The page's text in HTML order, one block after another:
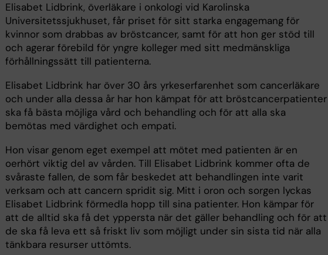
Elisabet Lidbrink, överläkare i onkologi vid Karolinska
Universitetssjukhuset, får priset för sitt starka engagemang för
kvinnor som drabbas av bröstcancer, samt för att hon ger stöd till
och agerar förebild för yngre kolleger med sitt medmänskliga
förhållningssätt till patienterna.
Elisabet Lidbrink har över 30 års yrkeserfarenhet som cancerläkare
och under alla dessa år har hon kämpat för att bröstcancerpatienter
ska få bästa möjliga vård och behandling och för att alla ska
bemötas med värdighet och empati.
Hon visar genom eget exempel att mötet med patienten är en
oerhört viktig del av vården. Till Elisabet Lidbrink kommer ofta de
svåraste fallen, de som får beskedet att behandlingen inte varit
verksam och att cancern spridit sig. Mitt i oron och sorgen lyckas
Elisabet Lidbrink förmedla hopp till sina patienter. Hon kämpar för
att de alltid ska få det yppersta när det gäller behandling och för att
de ska få leva ett så friskt liv som möjligt under sin sista tid när alla
tänkbara resurser uttömts.